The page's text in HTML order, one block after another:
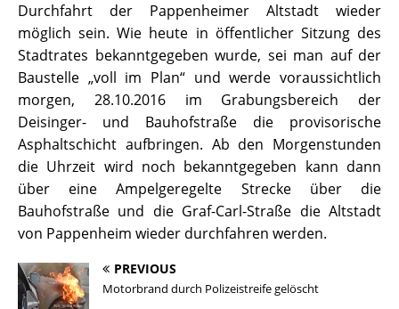
Durchfahrt der Pappenheimer Altstadt wieder
möglich sein. Wie heute in öffentlicher Sitzung des
Stadtrates bekanntgegeben wurde, sei man auf der
Baustelle „voll im Plan“ und werde voraussichtlich
morgen, 28.10.2016 im Grabungsbereich der
Deisinger- und Bauhofstraße die provisorische
Asphaltschicht aufbringen. Ab den Morgenstunden
die Uhrzeit wird noch bekanntgegeben kann dann
über eine Ampelgeregelte Strecke über die
Bauhofstraße und die Graf-Carl-Straße die Altstadt
von Pappenheim wieder durchfahren werden.
PREVIOUS
Motorbrand durch Polizeistreife gelöscht